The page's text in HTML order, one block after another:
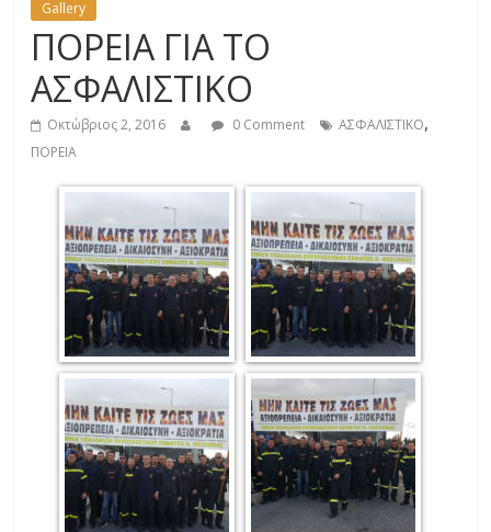
Gallery
ΠΟΡΕΙΑ ΓΙΑ ΤΟ
ΑΣΦΑΛΙΣΤΙΚΟ
Οκτώβριος 2, 2016 0 Comment ΑΣΦΑΛΙΣΤΙΚΟ,
ΠΟΡΕΙΑ